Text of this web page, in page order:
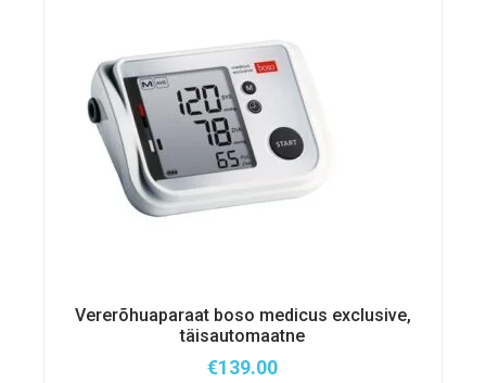
Vererõhuaparaat boso medicus exclusive,
täisautomaatne
€139.00